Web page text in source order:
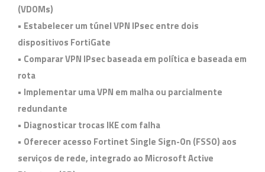
(VDOMs)
• Estabelecer um túnel VPN IPsec entre dois
dispositivos FortiGate
• Comparar VPN IPsec baseada em política e baseada em
rota
• Implementar uma VPN em malha ou parcialmente
redundante
• Diagnosticar trocas IKE com falha
• Oferecer acesso Fortinet Single Sign-On (FSSO) aos
serviços de rede, integrado ao Microsoft Active